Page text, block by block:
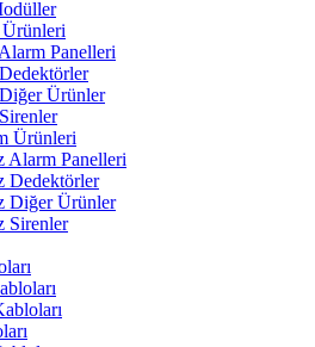
Panelleri
Ürünler
Ürünleri
Alarm Panelleri
Dedektörler
Diğer Ürünler
Sirenler